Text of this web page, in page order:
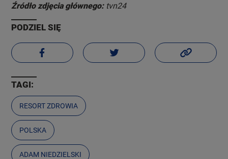
Źródło zdjęcia głównego: tvn24
PODZIEL SIĘ
TAGI:
RESORT ZDROWIA
POLSKA
ADAM NIEDZIELSKI